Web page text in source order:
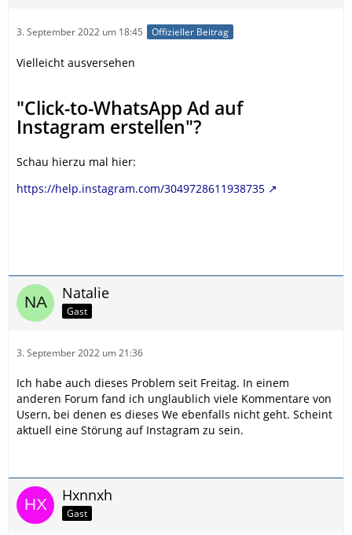
3. September 2022 um 18:45 Offizieller Beitrag
Vielleicht ausversehen
"Click-to-WhatsApp Ad auf
Instagram erstellen"?
Schau hierzu mal hier:
https://help.instagram.com/3049728611938735
Natalie
Gast
3. September 2022 um 21:36
Ich habe auch dieses Problem seit Freitag. In einem
anderen Forum fand ich unglaublich viele Kommentare von
Usern, bei denen es dieses We ebenfalls nicht geht. Scheint
aktuell eine Störung auf Instagram zu sein.
Hxnnxh
Gast